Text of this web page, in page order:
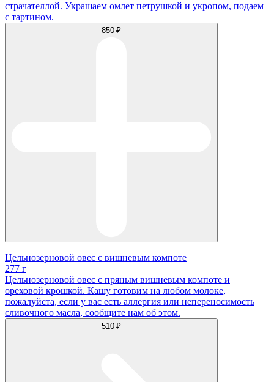
страчателлой. Украшаем омлет петрушкой и укропом, подаем
с тартином.
850 ₽
Цельнозерновой овес с вишневым компоте
277 г
Цельнозерновой овес с пряным вишневым компоте и
ореховой крошкой. Кашу готовим на любом молоке,
пожалуйста, если у вас есть аллергия или непереносимость
сливочного масла, сообщите нам об этом.
510 ₽